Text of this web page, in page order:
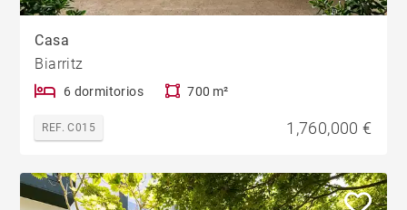
Casa
Biarritz
6 dormitorios 700 m²
REF. C015 1,760,000 €